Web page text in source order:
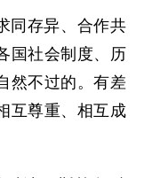
同存异、合作共
国社会制度、历
然不过的。有差
互尊重、相互成